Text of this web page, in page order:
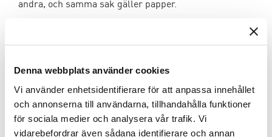
Denna webbplats använder cookies
Vi använder enhetsidentifierare för att anpassa innehållet
och annonserna till användarna, tillhandahålla funktioner
för sociala medier och analysera vår trafik. Vi
vidarebefordrar även sådana identifierare och annan
andra, och samma sak gäller papper.
Också hållbar förpackning?
DaklaPack är specialist på komposterbara påsar och
också bidra till en mer hållbar värld med ditt företag?
Som grossist av hållbara förpackningar har vi ett
mycket omfattande sortiment av påsar, omvandlare,